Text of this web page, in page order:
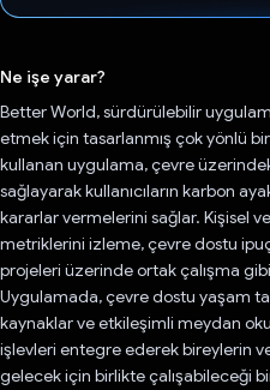
Ne işe yarar?
Better World, sürdürülebilir
etmek için tasarlanmış çok yönlü
kullanan uygulama, çevre
sağlayarak kullanıcıların karbon
kararlar vermelerini sağlar. Kişisel
metriklerini izleme, çevre dostu
projeleri üzerinde ortak çalışma
Uygulamada, çevre dostu yaşam
kaynaklar ve etkileşimli meydan
işlevleri entegre ederek bireylerin
gelecek için birlikte çalışabileceği